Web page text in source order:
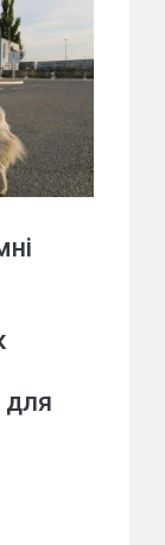
для